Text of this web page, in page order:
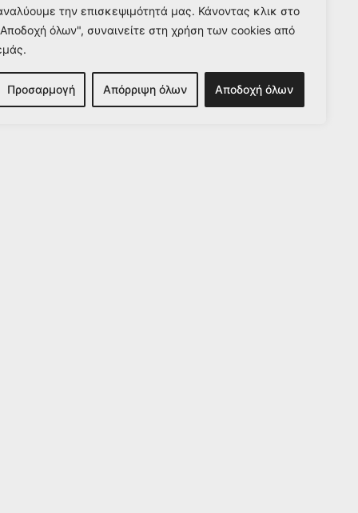
την επισκεψιμότητά μας. Κάνοντας κλικ στο
όλων", συναινείτε στη χρήση των cookies από
Προσαρμογή Απόρριψη όλων Αποδοχή όλων